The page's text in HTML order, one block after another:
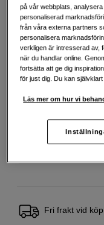
Delbetala från 75
Exempel: 48 mån, 75
bostad, teckna
och skuldrådgivningen i
Fri frakt vid
på vår webbplats,
personaliserad
från våra externa partners
personalisera
verkligen är intresserad av,
när du handlar online.
fortsätta att ge dig
för just dig. Du kan
Läs mer om hur vi